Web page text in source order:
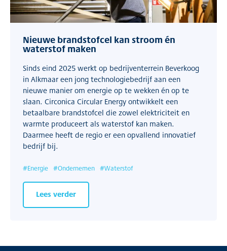
Nieuwe brandstofcel kan stroom én
waterstof maken
Sinds eind 2025 werkt op bedrijventerrein Beverkoog
in Alkmaar een jong technologiebedrijf aan een
nieuwe manier om energie op te wekken én op te
slaan. Circonica Circular Energy ontwikkelt een
betaalbare brandstofcel die zowel elektriciteit en
warmte produceert als waterstof kan maken.
Daarmee heeft de regio er een opvallend innovatief
bedrijf bij.
#Energie #Ondernemen #Waterstof
Lees verder